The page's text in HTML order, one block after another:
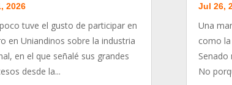
2026
tuve el gusto de participar en
en Uniandinos sobre la industria
en el que señalé sus grandes
desde la...
Jul 26,
Una
como
Senado
No